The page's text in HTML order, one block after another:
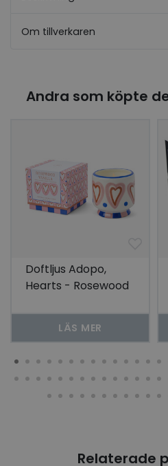
Om tillverkaren
Andra som köpte
Doftljus Adopo,
Hearts - Rosewood
LÄS MER
Relaterade